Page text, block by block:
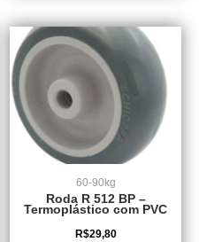
60-90kg
Roda R 512 BP –
Termoplástico com PVC
R$29,80